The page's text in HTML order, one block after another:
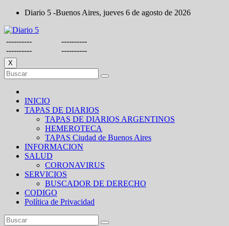
Saltar
contenido
Diario 5 -Buenos Aires, jueves 6 de agosto de 2026
----------
----------
----------
----------
X
INICIO
TAPAS DE DIARIOS
TAPAS DE DIARIOS ARGENTINOS
HEMEROTECA
TAPAS Ciudad de Buenos Aires
INFORMACION
SALUD
CORONAVIRUS
SERVICIOS
BUSCADOR DE DERECHO
CODIGO
Política de Privacidad